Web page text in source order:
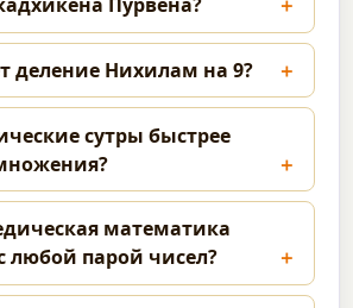
деление Нихилам на 9?
сутры быстрее
математика
любой парой чисел?